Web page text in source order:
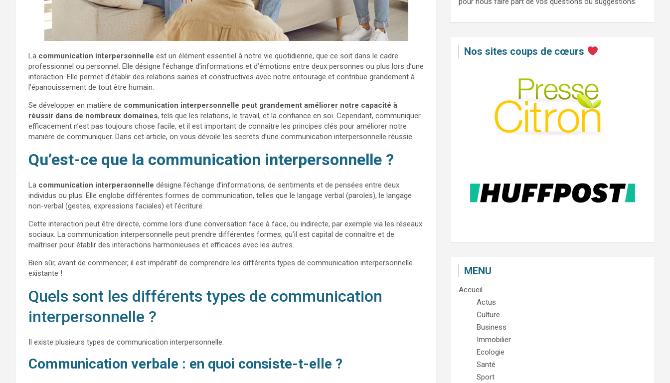
La communication interpersonnelle est un élément essentiel à notre vie quotidienne, que ce soit dans le cadre
professionnel ou personnel. Elle désigne l’échange d’informations et d’émotions entre deux personnes ou plus lors d’une
interaction. Elle permet d’établir des relations saines et constructives avec notre entourage et contribue grandement à
l’épanouissement de tout être humain.
Se développer en matière de communication interpersonnelle peut grandement améliorer notre capacité à
réussir dans de nombreux domaines, tels que les relations, le travail, et la confiance en soi. Cependant, communiquer
efficacement n’est pas toujours chose facile, et il est important de connaître les principes clés pour améliorer notre
manière de communiquer. Dans cet article, on vous dévoile les secrets d’une communication interpersonnelle réussie.
Qu’est-ce que la communication interpersonnelle ?
La communication interpersonnelle désigne l’échange d’informations, de sentiments et de pensées entre deux
individus ou plus. Elle englobe différentes formes de communication, telles que le langage verbal (paroles), le langage
non-verbal (gestes, expressions faciales) et l’écriture.
Cette interaction peut être directe, comme lors d’une conversation face à face, ou indirecte, par exemple via les réseaux
sociaux. La communication interpersonnelle peut prendre différentes formes, qu’il est capital de connaître et de
maîtriser pour établir des interactions harmonieuses et efficaces avec les autres.
Bien sûr, avant de commencer, il est impératif de comprendre les différents types de communication interpersonnelle
existante !
Quels sont les différents types de communication
interpersonnelle ?
Il existe plusieurs types de communication interpersonnelle.
Communication verbale : en quoi consiste-t-elle ?
Nos sites coups de cœurs
MENU
Accueil
Actus
Culture
Business
Immobilier
Ecologie
Santé
Sport